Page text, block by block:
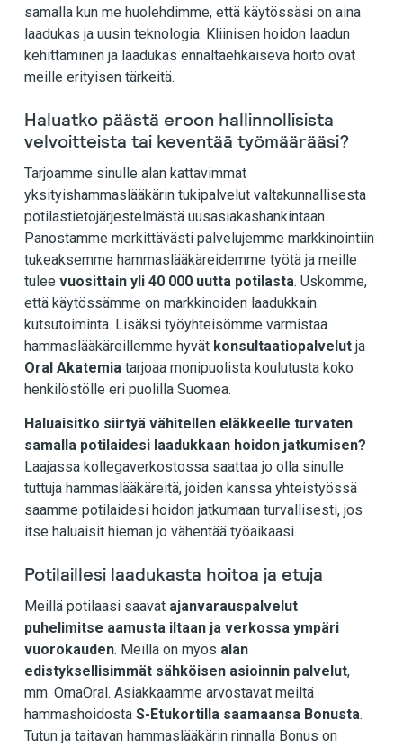
samalla kun me huolehdimme, että käytössäsi on aina
laadukas ja uusin teknologia. Kliinisen hoidon laadun
kehittäminen ja laadukas ennaltaehkäisevä hoito ovat
meille erityisen tärkeitä.
Haluatko päästä eroon hallinnollisista
velvoitteista tai keventää työmäärääsi?
Tarjoamme sinulle alan kattavimmat
yksityishammaslääkärin tukipalvelut valtakunnallisesta
potilastietojärjestelmästä uusasiakashankintaan.
Panostamme merkittävästi palvelujemme markkinointiin
tukeaksemme hammaslääkäreidemme työtä ja meille
tulee vuosittain yli 40 000 uutta potilasta. Uskomme,
että käytössämme on markkinoiden laadukkain
kutsutoiminta. Lisäksi työyhteisömme varmistaa
hammaslääkäreillemme hyvät konsultaatiopalvelut ja
Oral Akatemia tarjoaa monipuolista koulutusta koko
henkilöstölle eri puolilla Suomea.
Haluaisitko siirtyä vähitellen eläkkeelle turvaten
samalla potilaidesi laadukkaan hoidon jatkumisen?
Laajassa kollegaverkostossa saattaa jo olla sinulle
tuttuja hammaslääkäreitä, joiden kanssa yhteistyössä
saamme potilaidesi hoidon jatkumaan turvallisesti, jos
itse haluaisit hieman jo vähentää työaikaasi.
Potilaillesi laadukasta hoitoa ja etuja
Meillä potilaasi saavat ajanvarauspalvelut
puhelimitse aamusta iltaan ja verkossa ympäri
vuorokauden. Meillä on myös alan
edistyksellisimmät sähköisen asioinnin palvelut,
mm. OmaOral. Asiakkaamme arvostavat meiltä
hammashoidosta S-Etukortilla saamaansa Bonusta.
Tutun ja taitavan hammaslääkärin rinnalla Bonus on